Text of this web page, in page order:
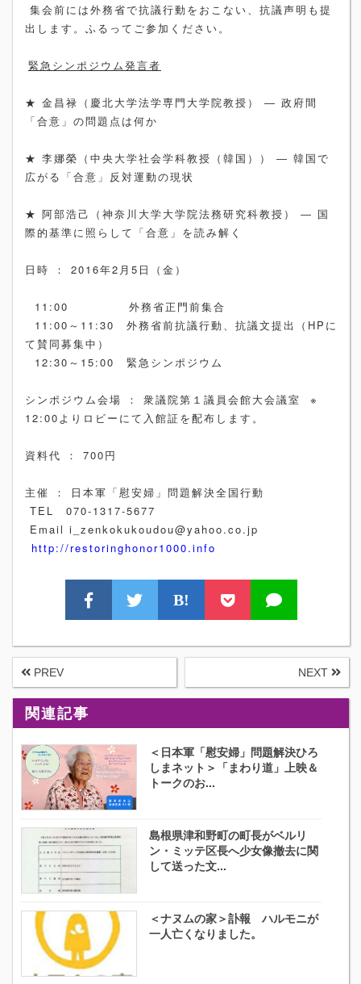
集会前には外務省で抗議行動をおこない、抗議声明も提
出します。ふるってご参加ください。
緊急シンポジウム発言者
★ 金昌禄（慶北大学法学専門大学院教授） ― 政府間
「合意」の問題点は何か
★ 李娜榮（中央大学社会学科教授（韓国）） ― 韓国で
広がる「合意」反対運動の現状
★ 阿部浩己（神奈川大学大学院法務研究科教授） ― 国
際的基準に照らして「合意」を読み解く
日時 ： 2016年2月5日（金）
11:00 外務省正門前集合
11:00～11:30 外務省前抗議行動、抗議文提出（HPに
て賛同募集中）
12:30～15:00 緊急シンポジウム
シンポジウム会場 ： 衆議院第１議員会館大会議室 ※
12:00よりロビーにて入館証を配布します。
資料代 ： 700円
主催 ： 日本軍「慰安婦」問題解決全国行動
TEL 070-1317-5677
Email i_zenkokukoudou@yahoo.co.jp
http://restoringhonor1000.info
B!
PREV NEXT
関連記事
＜日本軍「慰安婦」問題解決ひろ
しまネット＞「まわり道」上映＆
トークのお...
島根県津和野町の町長がベルリ
ン・ミッテ区長へ少女像撤去に関
して送った文...
＜ナヌムの家＞訃報 ハルモニが
一人亡くなりました。